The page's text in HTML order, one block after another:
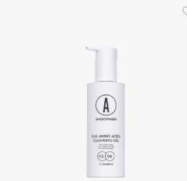
Boadicea The Victorious